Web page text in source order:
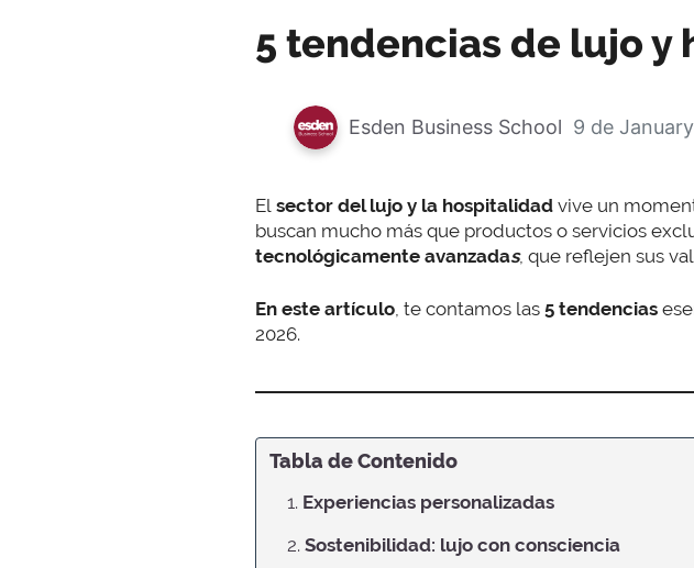
5 tendencias de lujo y
Esden Business School 9 de
El sector del lujo y la hospitalidad vive un
buscan mucho más que productos o servicios
tecnológicamente avanzadas, que reflejen sus
En este artículo, te contamos las 5 tendencias
2026.
Tabla de Contenido
1. Experiencias personalizadas
2. Sostenibilidad: lujo con consciencia